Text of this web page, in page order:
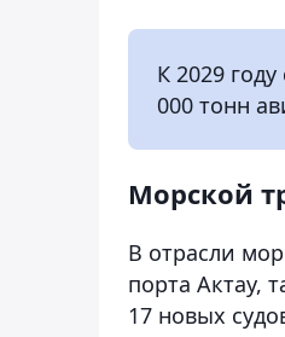
К 2029
000 тонн
Морской
В отрасли
порта Актау,
17 новых